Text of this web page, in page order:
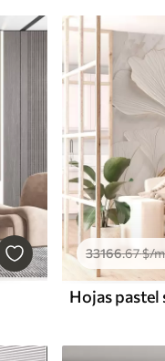
33166.67$/